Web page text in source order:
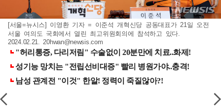
[서울=뉴시스] 이영환 기자 = 이준석 개혁신당 공동대표가 21일 오전
서울 여의도 국회에서 열린 최고위원회의에 참석하고 있다.
2024.02.21.20hwan@newsis.com